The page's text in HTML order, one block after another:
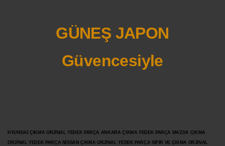
GÜNEŞ JAPON
Güvencesiyle
HYUNDAİ ÇIKMA ORJİNAL YEDEK PARÇA ANKARA ÇIKMA YEDEK PARÇA MAZDA ÇIKMA
ORJİNAL YEDEK PARÇA NİSSAN ÇIKMA ORJİNAL YEDEK PARÇA SIFIR VE ÇIKMA ORJİNAL